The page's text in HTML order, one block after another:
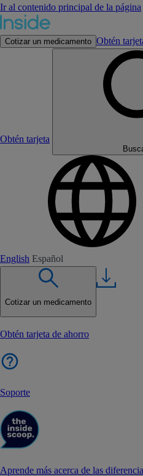
Ir al contenido principal de la página
Cotizar un medicamento Obtén
Obtén tarjeta
English Español
Cotizar un medicamento
Obtén tarjeta de ahorro
Soporte
Aprende más acerca de las